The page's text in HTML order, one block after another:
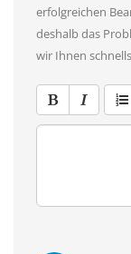
erfolgreichen
deshalb das
wir Ihnen